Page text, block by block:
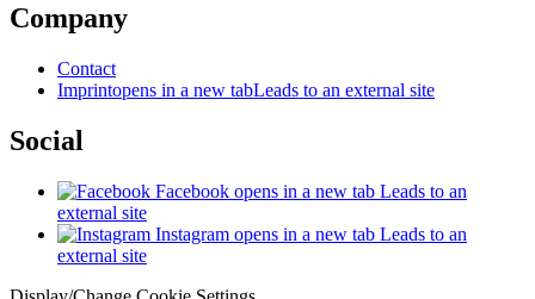
Company
Contact
Imprintopens in a new tabLeads to an external site
Social
Facebook opens in a new tab Leads to an
external site
Instagram opens in a new tab Leads to an
external site